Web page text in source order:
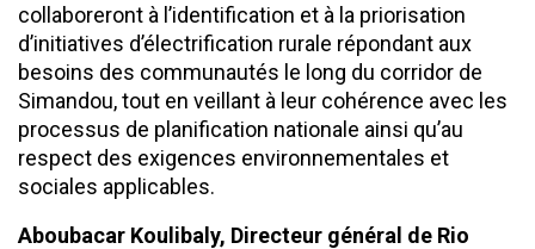
collaboreront à l’identification et à la priorisation
d’initiatives d’électrification rurale répondant aux
besoins des communautés le long du corridor de
Simandou, tout en veillant à leur cohérence avec les
processus de planification nationale ainsi qu’au
respect des exigences environnementales et
sociales applicables.
Aboubacar Koulibaly, Directeur général de Rio